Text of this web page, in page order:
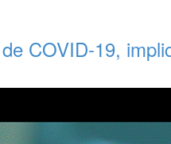
COVID-19,